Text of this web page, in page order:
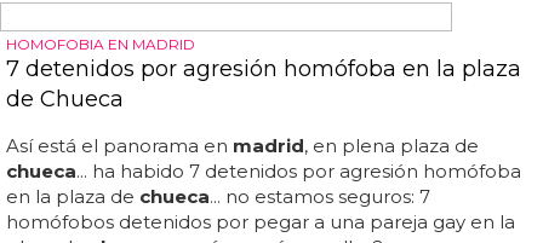
2017...madridacogerá el world pride y el euro pride en
2017... por 1ª vez en su historia, metrodemadridabrirá las
24 horas para el evento del año: el world pride 2017... ese
manera ininterrumpida, en lugar de cerrar de 1:30 a 6:00
como suelen hacer habitualmente... ya sabes que este
añomadridse convertirá en la capital lgbt del mundo
entero... ¿estámadridpreparada para recibir un